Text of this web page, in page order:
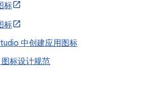
标
标
中创建应用图标
标设计规范